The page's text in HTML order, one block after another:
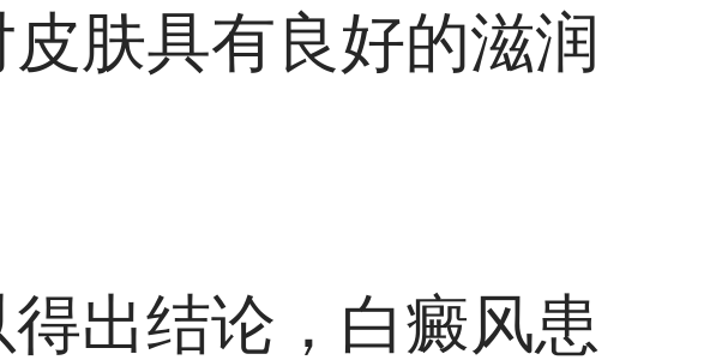
肤具有良好的滋润
出结论，白癜风患